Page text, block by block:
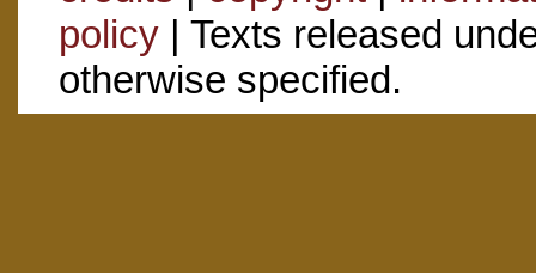
policy| Texts released
otherwise specified.